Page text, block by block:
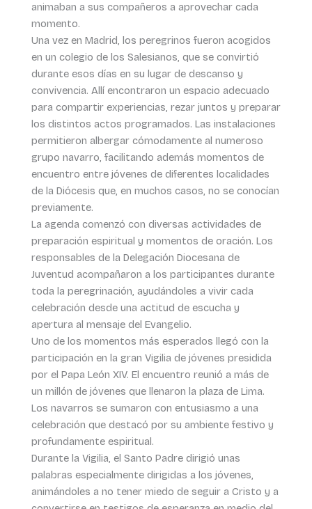
animaban a sus compañeros a aprovechar cada
momento.
Una vez en Madrid, los peregrinos fueron acogidos
en un colegio de los Salesianos, que se convirtió
durante esos días en su lugar de descanso y
convivencia. Allí encontraron un espacio adecuado
para compartir experiencias, rezar juntos y preparar
los distintos actos programados. Las instalaciones
permitieron albergar cómodamente al numeroso
grupo navarro, facilitando además momentos de
encuentro entre jóvenes de diferentes localidades
de la Diócesis que, en muchos casos, no se conocían
previamente.
La agenda comenzó con diversas actividades de
preparación espiritual y momentos de oración. Los
responsables de la Delegación Diocesana de
Juventud acompañaron a los participantes durante
toda la peregrinación, ayudándoles a vivir cada
celebración desde una actitud de escucha y
apertura al mensaje del Evangelio.
Uno de los momentos más esperados llegó con la
participación en la gran Vigilia de jóvenes presidida
por el Papa León XIV. El encuentro reunió a más de
un millón de jóvenes que llenaron la plaza de Lima.
Los navarros se sumaron con entusiasmo a una
celebración que destacó por su ambiente festivo y
profundamente espiritual.
Durante la Vigilia, el Santo Padre dirigió unas
palabras especialmente dirigidas a los jóvenes,
animándoles a no tener miedo de seguir a Cristo y a